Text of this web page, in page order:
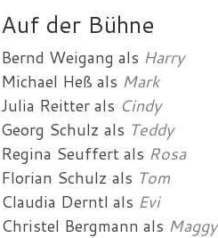
Auf der Bühne
Bernd Weigang als Harry
Michael Heß als Mark
Julia Reitterals Cindy
Georg Schulz als Teddy
Regina Seuffertals Rosa
Florian Schulz als Tom
Claudia Derntl als Evi
Christel Bergmann als Maggy